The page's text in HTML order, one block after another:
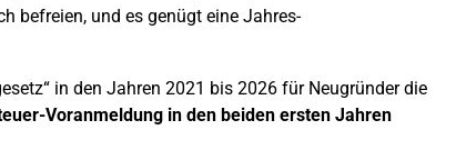
befreien, und es genügt eine Jahres-
in den Jahren 2021 bis 2026 für Neugründer die
Voranmeldung in den beiden ersten Jahren